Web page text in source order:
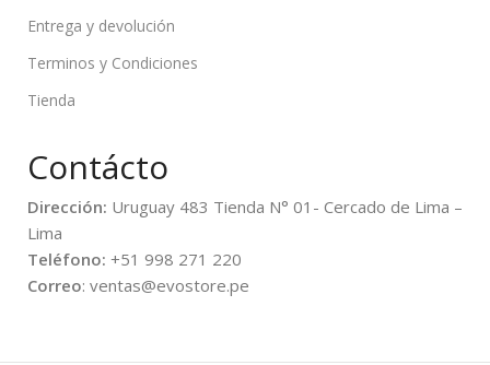
Entrega y devolución
Terminos y Condiciones
Tienda
Contácto
Dirección: Uruguay 483 Tienda N° 01- Cercado de Lima –
Lima
Teléfono: +51 998 271 220
Correo: ventas@evostore.pe